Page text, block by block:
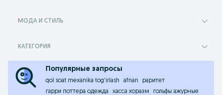
МОДА И СТИЛЬ
КАТЕГОРИЯ
Популярные запросы
qol soat mexanika togʻirlash afnan
раритет
гарри поттера одежда
хасса хоразм
гольфы ажурные